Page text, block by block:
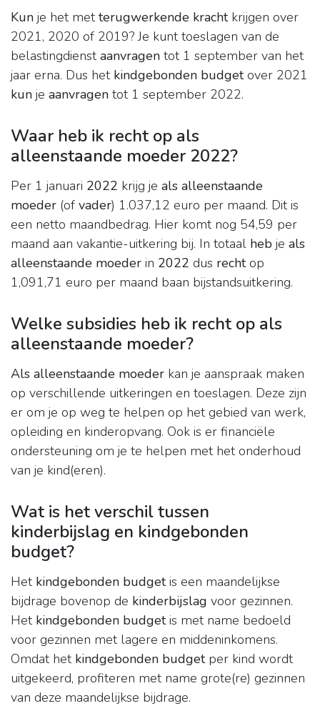
Kun je het metterugwerkende krachtkrijgen over
2021, 2020 of 2019? Je kunt toeslagen van de
belastingdienstaanvragen tot 1 september van het
jaar erna. Dus het kindgebonden budgetover 2021
kun je aanvragen tot 1 september 2022.
Waar heb ik recht op als
alleenstaande moeder 2022?
Per 1 januari 2022 krijg je als alleenstaande
moeder (of vader) 1.037,12 euro per maand. Dit is
een netto maandbedrag. Hier komt nog 54,59 per
maand aan vakantie-uitkering bij. In totaal heb je als
alleenstaande moeder in 2022 dus rechtop
1,091,71 euro per maand baan bijstandsuitkering.
Welke subsidies heb ik recht op als
alleenstaande moeder?
Als alleenstaande moeder kan je aanspraak maken
op verschillende uitkeringen en toeslagen. Deze zijn
er om je op weg te helpen op het gebied van werk,
opleiding en kinderopvang. Ook is er financiële
ondersteuning om je te helpen met het onderhoud
van je kind(eren).
Wat is het verschil tussen
kinderbijslag en kindgebonden
budget?
Het kindgebonden budgetis een maandelijkse
bijdrage bovenop de kinderbijslag voor gezinnen.
Het kindgebonden budgetis met name bedoeld
voor gezinnen met lagere en middeninkomens.
Omdat het kindgebonden budgetper kind wordt
uitgekeerd, profiteren met name grote(re) gezinnen
van deze maandelijkse bijdrage.